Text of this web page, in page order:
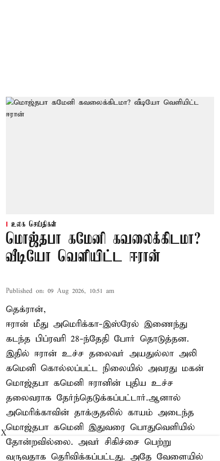
உலக செய்திகள்
மொஜ்தபா கமேனி கவலைக்கிடமா?
வீடியோ வெளியிட்ட ஈரான்
Published on: 09 Aug 2026, 10:51 am
தெக்ரான்,
ஈரான் மீது அமெரிக்கா-இஸ்ரேல் இணைந்து
கடந்த பிப்ரவரி 28-ந்தேதி போர் தொடுத்தன.
இதில் ஈரான் உச்ச தலைவர் அயதுல்லா அலி
கமெனி கொல்லப்பட்ட நிலையில் அவரது மகன்
மொஜ்தபா கமெனி ஈரானின் புதிய உச்ச
தலைவராக தேர்ந்தெடுக்கப்பட்டார்.ஆனால்
அமெரிக்காவின் தாக்குதலில் காயம் அடைந்த
மொஜ்தபா கமெனி இதுவரை பொதுவெளியில்
தோன்றவில்லை. அவர் சிகிச்சை பெற்று
வருவதாக தெரிவிக்கப்பட்டது. அதே வேளையில்
X